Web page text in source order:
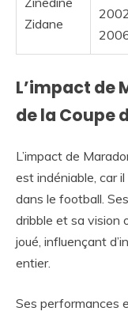
Zidane
L’impact de
de la Coupe
L’impact de
est indéniable, car il
dans le football.
dribble et sa vision
joué, influençant
entier.
Ses performances